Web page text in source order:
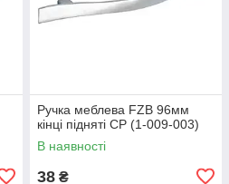
Ручка меблева FZB 96мм
кінці підняті CP (1-009-003)
В наявності
38 ₴